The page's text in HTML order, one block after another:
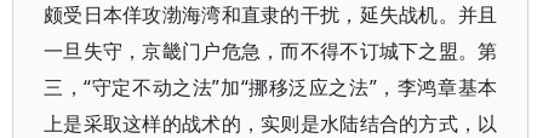
颇受日本佯攻渤海湾和直隶的干扰，延失战机。并且
一旦失守，京畿门户危急，而不得不订城下之盟。第
三，“守定不动之法”加“挪移泛应之法”，李鸿章基本
上是采取这样的战术的，实则是水陆结合的方式，以